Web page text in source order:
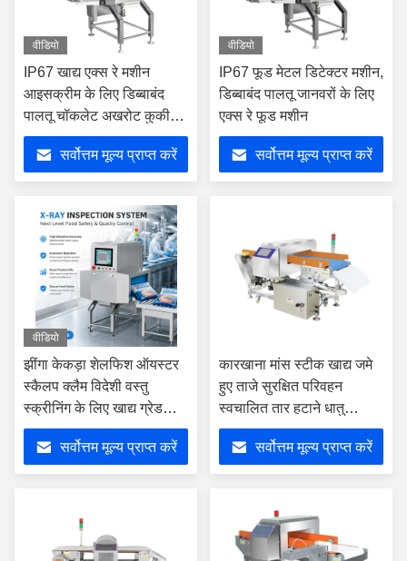
वीडियो
IP67 खाद्य एक्स रे मशीन
आइसक्रीम के लिए डिब्बाबंद
पालतू चॉकलेट अखरोट कुकीज़
खाद्य उद्योग कारखाने
सर्वोत्तम मूल्य प्राप्त करें
वीडियो
IP67 फूड मेटल डिटेक्टर मशीन,
डिब्बाबंद पालतू जानवरों के लिए
एक्स रे फूड मशीन
सर्वोत्तम मूल्य प्राप्त करें
वीडियो
झींगा केकड़ा शेलफिश ऑयस्टर
स्कैलप क्लैम विदेशी वस्तु
स्क्रीनिंग के लिए खाद्य ग्रेड
एक्स रे डिटेक्शन उपकरण
सर्वोत्तम मूल्य प्राप्त करें
कारखाना मांस स्टीक खाद्य जमे
हुए ताजे सुरक्षित परिवहन
स्वचालित तार हटाने धातु
डिटेक्टर
सर्वोत्तम मूल्य प्राप्त करें